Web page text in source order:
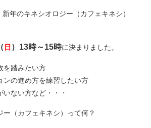
年のキネシオロジー（カフェキネシ）
日 ）13時～15時に決まりました。
を踏みたい方
ンの進め方を練習したい方
ない方など・・・
ー（カフェキネシ）って何？